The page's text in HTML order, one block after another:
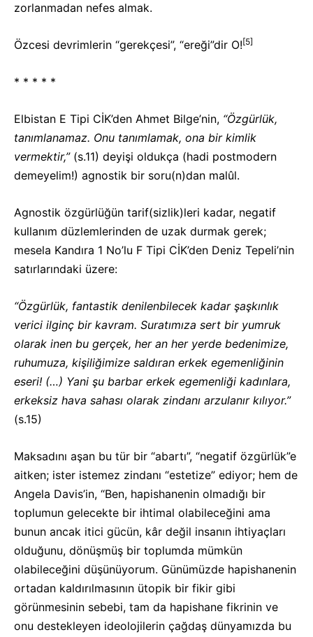
zorlanmadan nefes almak.
Özcesi devrimlerin “gerekçesi”, “ereği”dir O![5]
* * * * *
Elbistan E Tipi CİK’den Ahmet Bilge’nin, “Özgürlük,
tanımlanamaz. Onu tanımlamak, ona bir kimlik
vermektir,”(s.11) deyişi oldukça (hadi postmodern
demeyelim!) agnostik bir soru(n)dan malûl.
Agnostik özgürlüğün tarif(sizlik)leri kadar, negatif
kullanım düzlemlerinden de uzak durmak gerek;
mesela Kandıra 1 No’lu F Tipi CİK’den Deniz Tepeli’nin
satırlarındaki üzere:
“Özgürlük, fantastik denilenbilecek kadar şaşkınlık
verici ilginç bir kavram. Suratımıza sert bir yumruk
olarak inen bu gerçek, her an her yerde bedenimize,
ruhumuza, kişiliğimize saldıran erkek egemenliğinin
eseri! (…) Yani şu barbar erkek egemenliği kadınlara,
erkeksiz hava sahası olarak zindanı arzulanır kılıyor.”
(s.15)
Maksadını aşan bu tür bir “abartı”, “negatif özgürlük”e
aitken; ister istemez zindanı “estetize” ediyor; hem de
Angela Davis’in, “Ben, hapishanenin olmadığı bir
toplumun gelecekte bir ihtimal olabileceğini ama
bunun ancak itici gücün, kâr değil insanın ihtiyaçları
olduğunu, dönüşmüş bir toplumda mümkün
olabileceğini düşünüyorum. Günümüzde hapishanenin
ortadan kaldırılmasının ütopik bir fikir gibi
görünmesinin sebebi, tam da hapishane fikrinin ve
onu destekleyen ideolojilerin çağdaş dünyamızda bu